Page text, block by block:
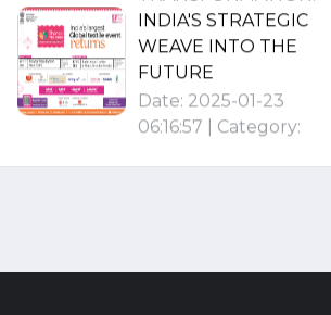
FUTURE
Date: 2025-01-23
06:16:57 | Category:
Textile
वैवाहिक सीजन की मांग से अच्छी
Textile